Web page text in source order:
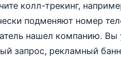
колл-трекинг,
подменяют номер
нашел компанию. Вы
запрос, рекламный